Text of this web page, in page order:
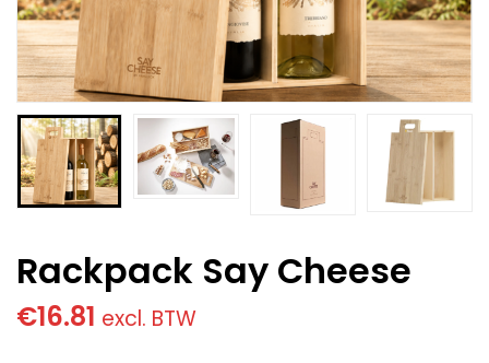
Rackpack Say Cheese
€16.81 excl. BTW